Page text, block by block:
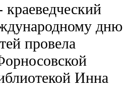
дню
провела
Инна